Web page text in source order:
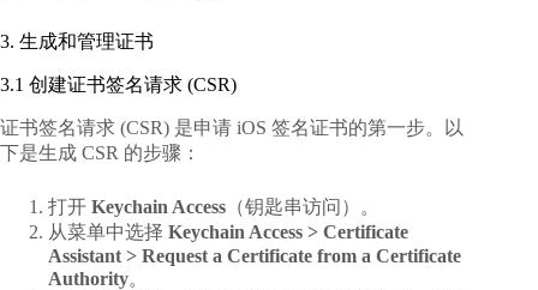
3. 生成和管理证书
3.1 创建证书签名请求 (CSR)
证书签名请求 (CSR) 是申请 iOS 签名证书的第一步。以
下是生成 CSR 的步骤：
打开 Keychain Access （钥匙串访问）。
从菜单中选择 Keychain Access > Certificate
Assistant > Request a Certificate from a Certificate
Authority。